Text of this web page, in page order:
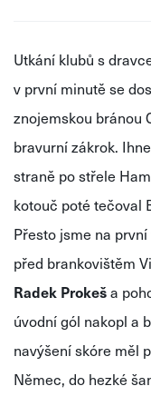
Utkání klubů s
v první minutě se
znojemskou bránou
bravurní zákrok.
straně po střele
kotouč poté tečoval
Přesto jsme na
před brankovištěm
Radek Prokeša
úvodní gól nakopl a
navýšení skóre měl
Němec, do hezké